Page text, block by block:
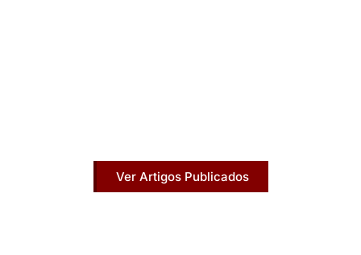
Ver Artigos Publicados